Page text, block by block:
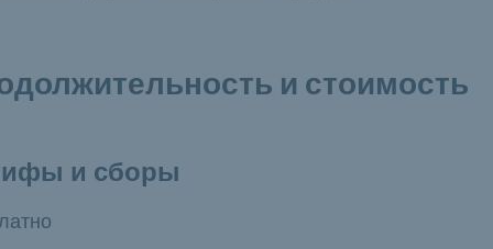
и стоимость
и сборы